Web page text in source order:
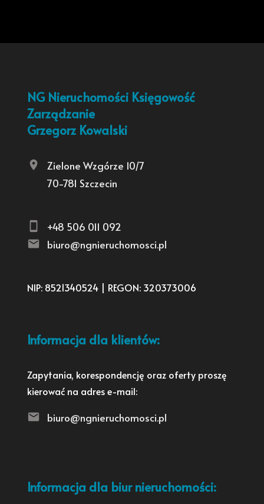
NG Nieruchomości Księgowość
Zarządzanie
Grzegorz Kowalski
Zielone Wzgórze 10/7
70-781 Szczecin
+48 506 011 092
biuro@ngnieruchomosci.pl
NIP: 8521340524 | REGON: 320373006
Informacja dla klientów:
Zapytania, korespondencję oraz oferty proszę
kierować na adres e-mail:
biuro@ngnieruchomosci.pl
Informacja dla biur nieruchomości: